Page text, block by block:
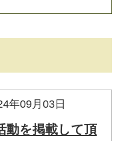
年09月03日
動を掲載して頂